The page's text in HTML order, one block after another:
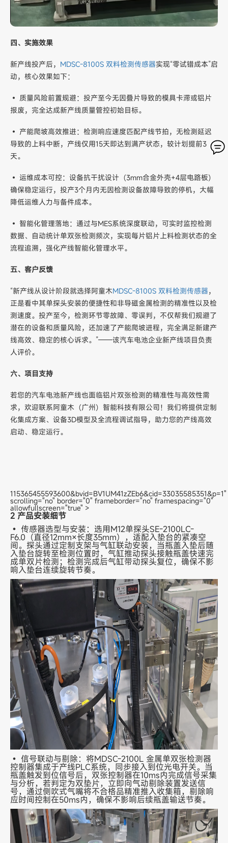
四、实施效果
新产线投产后， MDSC-8100S 双料检测传感器实现“零试错成本”启
动，核心效果如下：
• 质量风险前置规避：投产至今无因叠片导致的模具卡滞或铝片
报废，完全达成新产线质量管控初始目标。
• 产能爬坡高效推进：检测响应速度匹配产线节拍，无检测延迟
导致的上料中断，产线仅用15天即达到满产状态，较计划提前3
天。
• 运维成本可控：设备抗干扰设计（3mm合金外壳+4层电路板）
确保稳定运行，投产3个月内无因检测设备故障导致的停机，大幅
降低运维人力与备件成本。
• 智能化管理落地：通过与MES系统深度联动，可实时监控检测
数据、自动统计单双张检测频次，实现每片铝片上料检测状态的全
流程追溯，强化产线智能化管理水平。
五、客户反馈
“新产线从设计阶段就选择阿童木MDSC-8100S 双料检测传感器，
正是看中其单探头安装的便捷性和非导磁金属检测的精准性以及检
测速度。投产至今，检测环节零故障、零误判，不仅帮我们规避了
潜在的设备和质量风险，还加速了产能爬坡进程，完全满足新建产
线高效、稳定的核心诉求。”——该汽车电池企业新产线项目负责
人评价。
六、项目支持
若您的汽车电池新产线也面临铝片双张检测的精准性与高效性需
求，欢迎联系阿童木（广州）智能科技有限公司！我们将提供定制
化集成方案、设备3D模型及全流程调试指导，助力您的产线高效
启动、稳定运行。
115365455593600&bvid=BV1UM41zZEb6&cid=33035585351&p=1"
scrolling="no" border="0" frameborder="no" framespacing="0"
allowfullscreen="true" >
2 产品安装细节
• 传感器选型与安装：选用M12单探头SE-2100LC-
F6.0（直径12mm×长度35mm），适配入垫台的紧凑空
间。探头通过定制支架与气缸联动安装，当瓶盖入垫后随
入垫台旋转至检测位置时，气缸推动探头接触瓶盖快速完
成单双片检测；检测完成后气缸带动探头复位，确保不影
响入垫台连续旋转节奏。
• 信号联动与剔除：将MDSC-2100L 金属单双张检测器
控制器集成于产线PLC系统，同步接入到位光电开关。当
瓶盖触发到位信号后，双张控制器在10ms内完成信号采集
与分析，若判定为双垫片，立即向气动剔除装置发送信
号，通过侧吹式气嘴将不合格品精准推入收集箱，剔除响
应时间控制在50ms内，确保不影响后续瓶盖输送节奏。